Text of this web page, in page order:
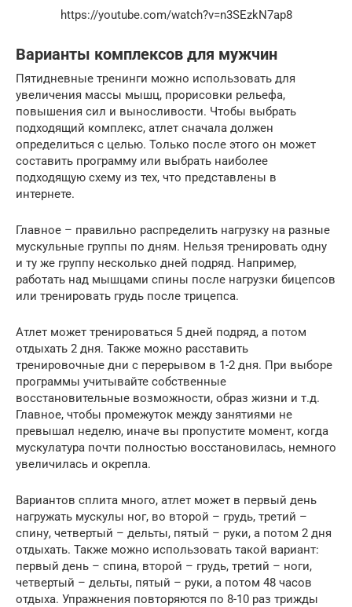
https://youtube.com/watch?v=n3SEzkN7ap8
Варианты комплексов для мужчин
Пятидневные тренинги можно использовать для
увеличения массы мышц, прорисовки рельефа,
повышения сил и выносливости. Чтобы выбрать
подходящий комплекс, атлет сначала должен
определиться с целью. Только после этого он может
составить программу или выбрать наиболее
подходящую схему из тех, что представлены в
интернете.
Главное – правильно распределить нагрузку на разные
мускульные группы по дням. Нельзя тренировать одну
и ту же группу несколько дней подряд. Например,
работать над мышцами спины после нагрузки бицепсов
или тренировать грудь после трицепса.
Атлет может тренироваться 5 дней подряд, а потом
отдыхать 2 дня. Также можно расставить
тренировочные дни с перерывом в 1-2 дня. При выборе
программы учитывайте собственные
восстановительные возможности, образ жизни и т.д.
Главное, чтобы промежуток между занятиями не
превышал неделю, иначе вы пропустите момент, когда
мускулатура почти полностью восстановилась, немного
увеличилась и окрепла.
Вариантов сплита много, атлет может в первый день
нагружать мускулы ног, во второй – грудь, третий –
спину, четвертый – дельты, пятый – руки, а потом 2 дня
отдыхать. Также можно использовать такой вариант:
первый день – спина, второй – грудь, третий – ноги,
четвертый – дельты, пятый – руки, а потом 48 часов
отдыха. Упражнения повторяются по 8-10 раз трижды